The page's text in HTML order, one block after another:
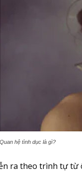
Quan hệ tình dục là gì?
ra theo trình tự